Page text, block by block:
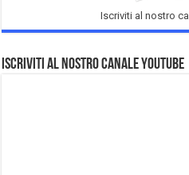
Iscriviti al nostro
Iscriviti al nostro Canale Youtube